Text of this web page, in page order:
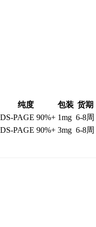
纯度 包装 货期
PAGE 90%+ 1mg 6-8周
PAGE 90%+ 3mg 6-8周